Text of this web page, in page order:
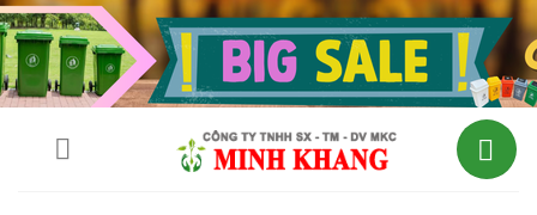
Skip
to
content